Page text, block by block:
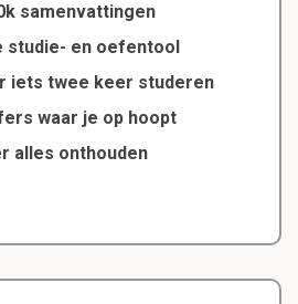
samenvattingen
studie- en oefentool
iets twee keer studeren
waar je op hoopt
alles onthouden